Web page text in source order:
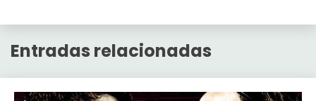
Entradas relacionadas